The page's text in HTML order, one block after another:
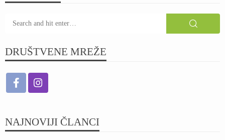
DRUŠTVENE MREŽE
NAJNOVIJI ČLANCI